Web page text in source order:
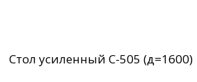
Стол усиленный С-505 (д=1600)